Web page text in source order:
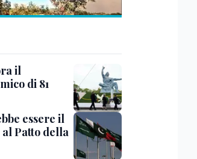
il
di 81
essere il
Patto della